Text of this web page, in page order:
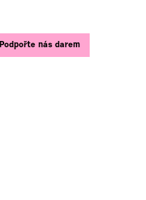
Podpořte nás darem